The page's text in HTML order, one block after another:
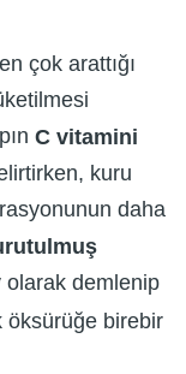
çok arattığı
C vitamini
kuru
daha
olarak demlenip
öksürüğe birebir